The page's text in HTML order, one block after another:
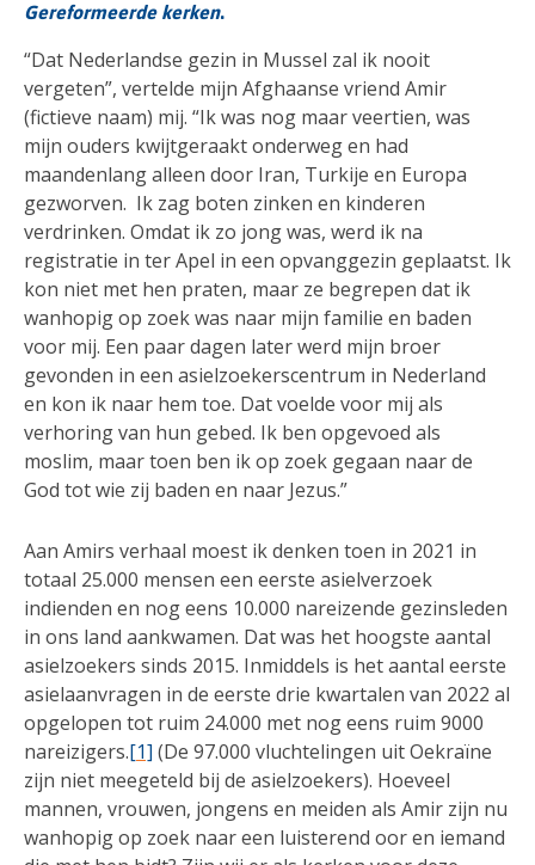
Gereformeerde kerken.
“Dat Nederlandse gezin in Mussel zal ik nooit
vergeten”, vertelde mijn Afghaanse vriend Amir
(fictieve naam) mij. “Ik was nog maar veertien, was
mijn ouders kwijtgeraakt onderweg en had
maandenlang alleen door Iran, Turkije en Europa
gezworven. Ik zag boten zinken en kinderen
verdrinken. Omdat ik zo jong was, werd ik na
registratie in ter Apel in een opvanggezin geplaatst. Ik
kon niet met hen praten, maar ze begrepen dat ik
wanhopig op zoek was naar mijn familie en baden
voor mij. Een paar dagen later werd mijn broer
gevonden in een asielzoekerscentrum in Nederland
en kon ik naar hem toe. Dat voelde voor mij als
verhoring van hun gebed. Ik ben opgevoed als
moslim, maar toen ben ik op zoek gegaan naar de
God tot wie zij baden en naar Jezus.”
Aan Amirs verhaal moest ik denken toen in 2021 in
totaal 25.000 mensen een eerste asielverzoek
indienden en nog eens 10.000 nareizende gezinsleden
in ons land aankwamen. Dat was het hoogste aantal
asielzoekers sinds 2015. Inmiddels is het aantal eerste
asielaanvragen in de eerste drie kwartalen van 2022 al
opgelopen tot ruim 24.000 met nog eens ruim 9000
nareizigers.[1] (De 97.000 vluchtelingen uit Oekraïne
zijn niet meegeteld bij de asielzoekers). Hoeveel
mannen, vrouwen, jongens en meiden als Amir zijn nu
wanhopig op zoek naar een luisterend oor en iemand